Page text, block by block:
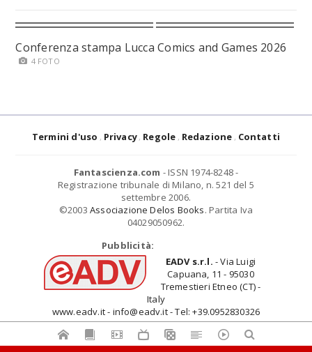
Conferenza stampa Lucca Comics and Games 2026
4 FOTO
Termini d'uso Privacy Regole Redazione Contatti
Fantascienza.com - ISSN 1974-8248 -
Registrazione tribunale di Milano, n. 521 del 5
settembre 2006.
©2003 Associazione Delos Books. Partita Iva
04029050962.
Pubblicità:
EADV s.r.l. - Via Luigi
Capuana, 11 - 95030
Tremestieri Etneo (CT) -
Italy
www.eadv.it - info@eadv.it - Tel: +39.0952830326